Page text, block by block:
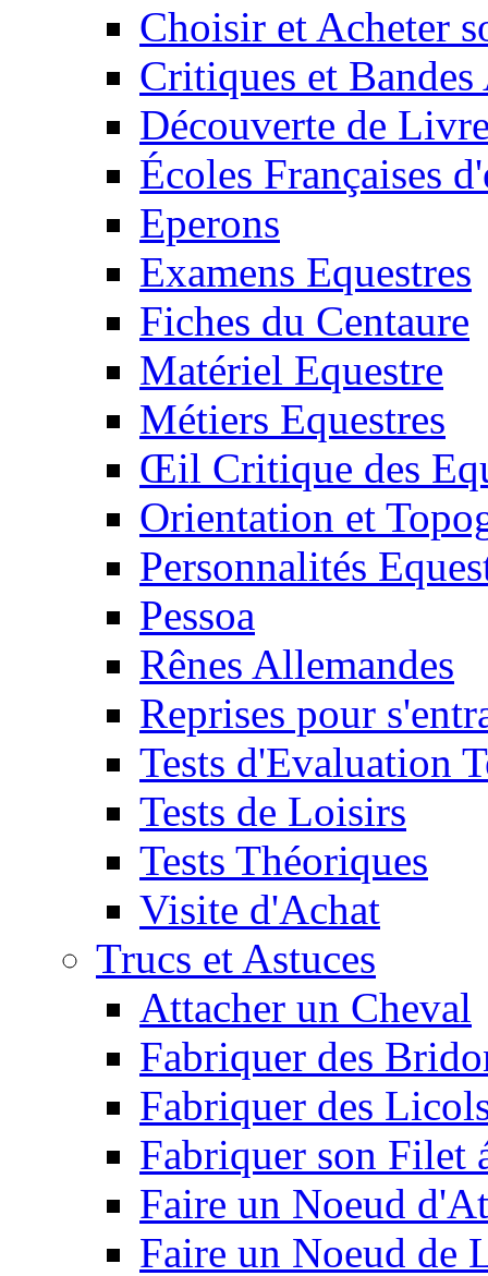
Choisir et Acheter
Critiques et
Découverte de
Écoles Françaises
Eperons
Examens Equestres
Fiches du Centaure
Matériel Equestre
Métiers Equestres
Œil Critique des
Orientation et
Personnalités
Pessoa
Rênes Allemandes
Reprises pour
Tests d'Evaluation
Tests de Loisirs
Tests Théoriques
Visite d'Achat
Trucs et Astuces
Attacher un Cheval
Fabriquer des
Fabriquer des
Fabriquer son Filet
Faire un Noeud
Faire un Noeud de